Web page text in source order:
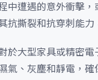
遭遇的意外衝擊
撕裂和抗穿刺能
大型家具或精密
、灰塵和靜電，